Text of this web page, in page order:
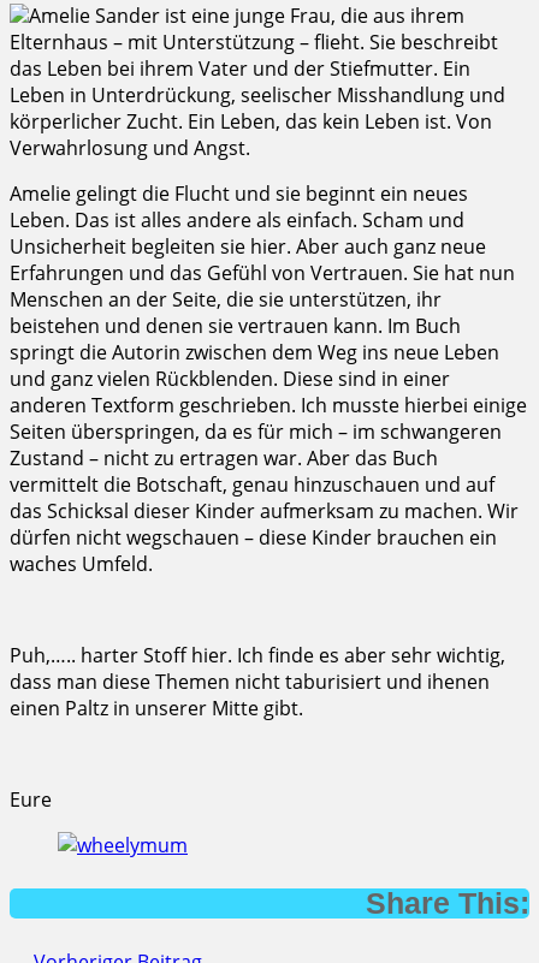
Amelie Sander ist eine junge Frau, die aus ihrem
Elternhaus – mit Unterstützung – flieht. Sie beschreibt
das Leben bei ihrem Vater und der Stiefmutter. Ein
Leben in Unterdrückung, seelischer Misshandlung und
körperlicher Zucht. Ein Leben, das kein Leben ist. Von
Verwahrlosung und Angst.
Amelie gelingt die Flucht und sie beginnt ein neues
Leben. Das ist alles andere als einfach. Scham und
Unsicherheit begleiten sie hier. Aber auch ganz neue
Erfahrungen und das Gefühl von Vertrauen. Sie hat nun
Menschen an der Seite, die sie unterstützen, ihr
beistehen und denen sie vertrauen kann. Im Buch
springt die Autorin zwischen dem Weg ins neue Leben
und ganz vielen Rückblenden. Diese sind in einer
anderen Textform geschrieben. Ich musste hierbei einige
Seiten überspringen, da es für mich – im schwangeren
Zustand – nicht zu ertragen war. Aber das Buch
vermittelt die Botschaft, genau hinzuschauen und auf
das Schicksal dieser Kinder aufmerksam zu machen. Wir
dürfen nicht wegschauen – diese Kinder brauchen ein
waches Umfeld.
Puh,….. harter Stoff hier. Ich finde es aber sehr wichtig,
dass man diese Themen nicht taburisiert und ihenen
einen Paltz in unserer Mitte gibt.
Eure
Share This: